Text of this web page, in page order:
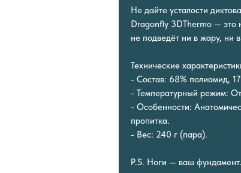
Не дайте усталости
Dragonfly 3DThermo — это
не подведёт ни в жару, ни
Технические
- Состав: 68% полиамид,
- Температурный режим:
- Особенности:
пропитка.
- Вес: 240 г (пара).
P.S. Ноги — ваш